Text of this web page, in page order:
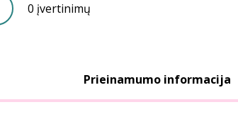
0 įvertinimų
Prieinamumo informacija